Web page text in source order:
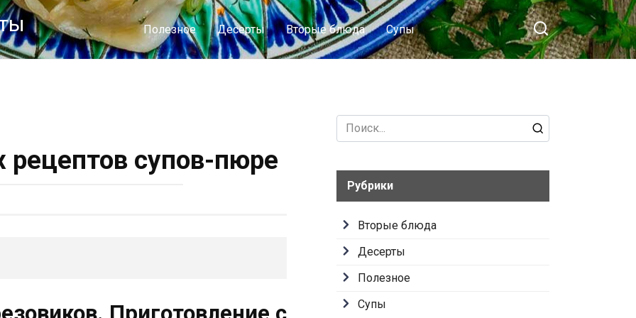
Полезное Десерты Вторые блюда Супы
супов-пюре
Search
for:
Рубрики
Вторые блюда
Десерты
Полезное
Супы